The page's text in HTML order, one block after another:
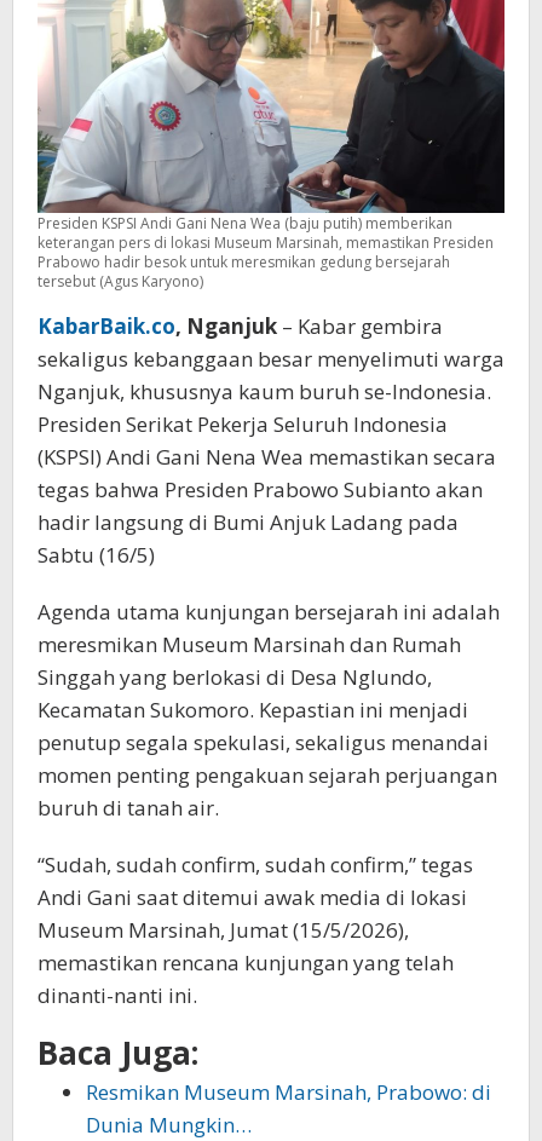
Presiden KSPSI Andi Gani Nena Wea (baju putih) memberikan
keterangan pers di lokasi Museum Marsinah, memastikan Presiden
Prabowo hadir besok untuk meresmikan gedung bersejarah
tersebut (Agus Karyono)
KabarBaik.co, Nganjuk – Kabar gembira
sekaligus kebanggaan besar menyelimuti warga
Nganjuk, khususnya kaum buruh se-Indonesia.
Presiden Serikat Pekerja Seluruh Indonesia
(KSPSI) Andi Gani Nena Wea memastikan secara
tegas bahwa Presiden Prabowo Subianto akan
hadir langsung di Bumi Anjuk Ladang pada
Sabtu (16/5)
Agenda utama kunjungan bersejarah ini adalah
meresmikan Museum Marsinah dan Rumah
Singgah yang berlokasi di Desa Nglundo,
Kecamatan Sukomoro. Kepastian ini menjadi
penutup segala spekulasi, sekaligus menandai
momen penting pengakuan sejarah perjuangan
buruh di tanah air.
“Sudah, sudah confirm, sudah confirm,” tegas
Andi Gani saat ditemui awak media di lokasi
Museum Marsinah, Jumat (15/5/2026),
memastikan rencana kunjungan yang telah
dinanti-nanti ini.
Baca Juga:
Resmikan Museum Marsinah, Prabowo: di
Dunia Mungkin…